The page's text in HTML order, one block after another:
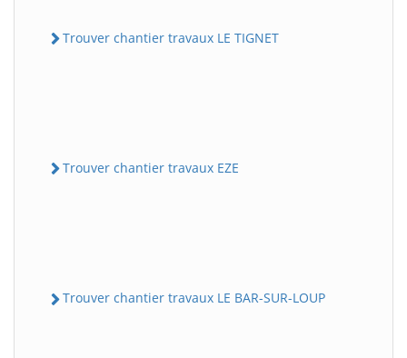
Trouver chantier travaux LE TIGNET
Trouver chantier travaux EZE
Trouver chantier travaux LE BAR-SUR-LOUP